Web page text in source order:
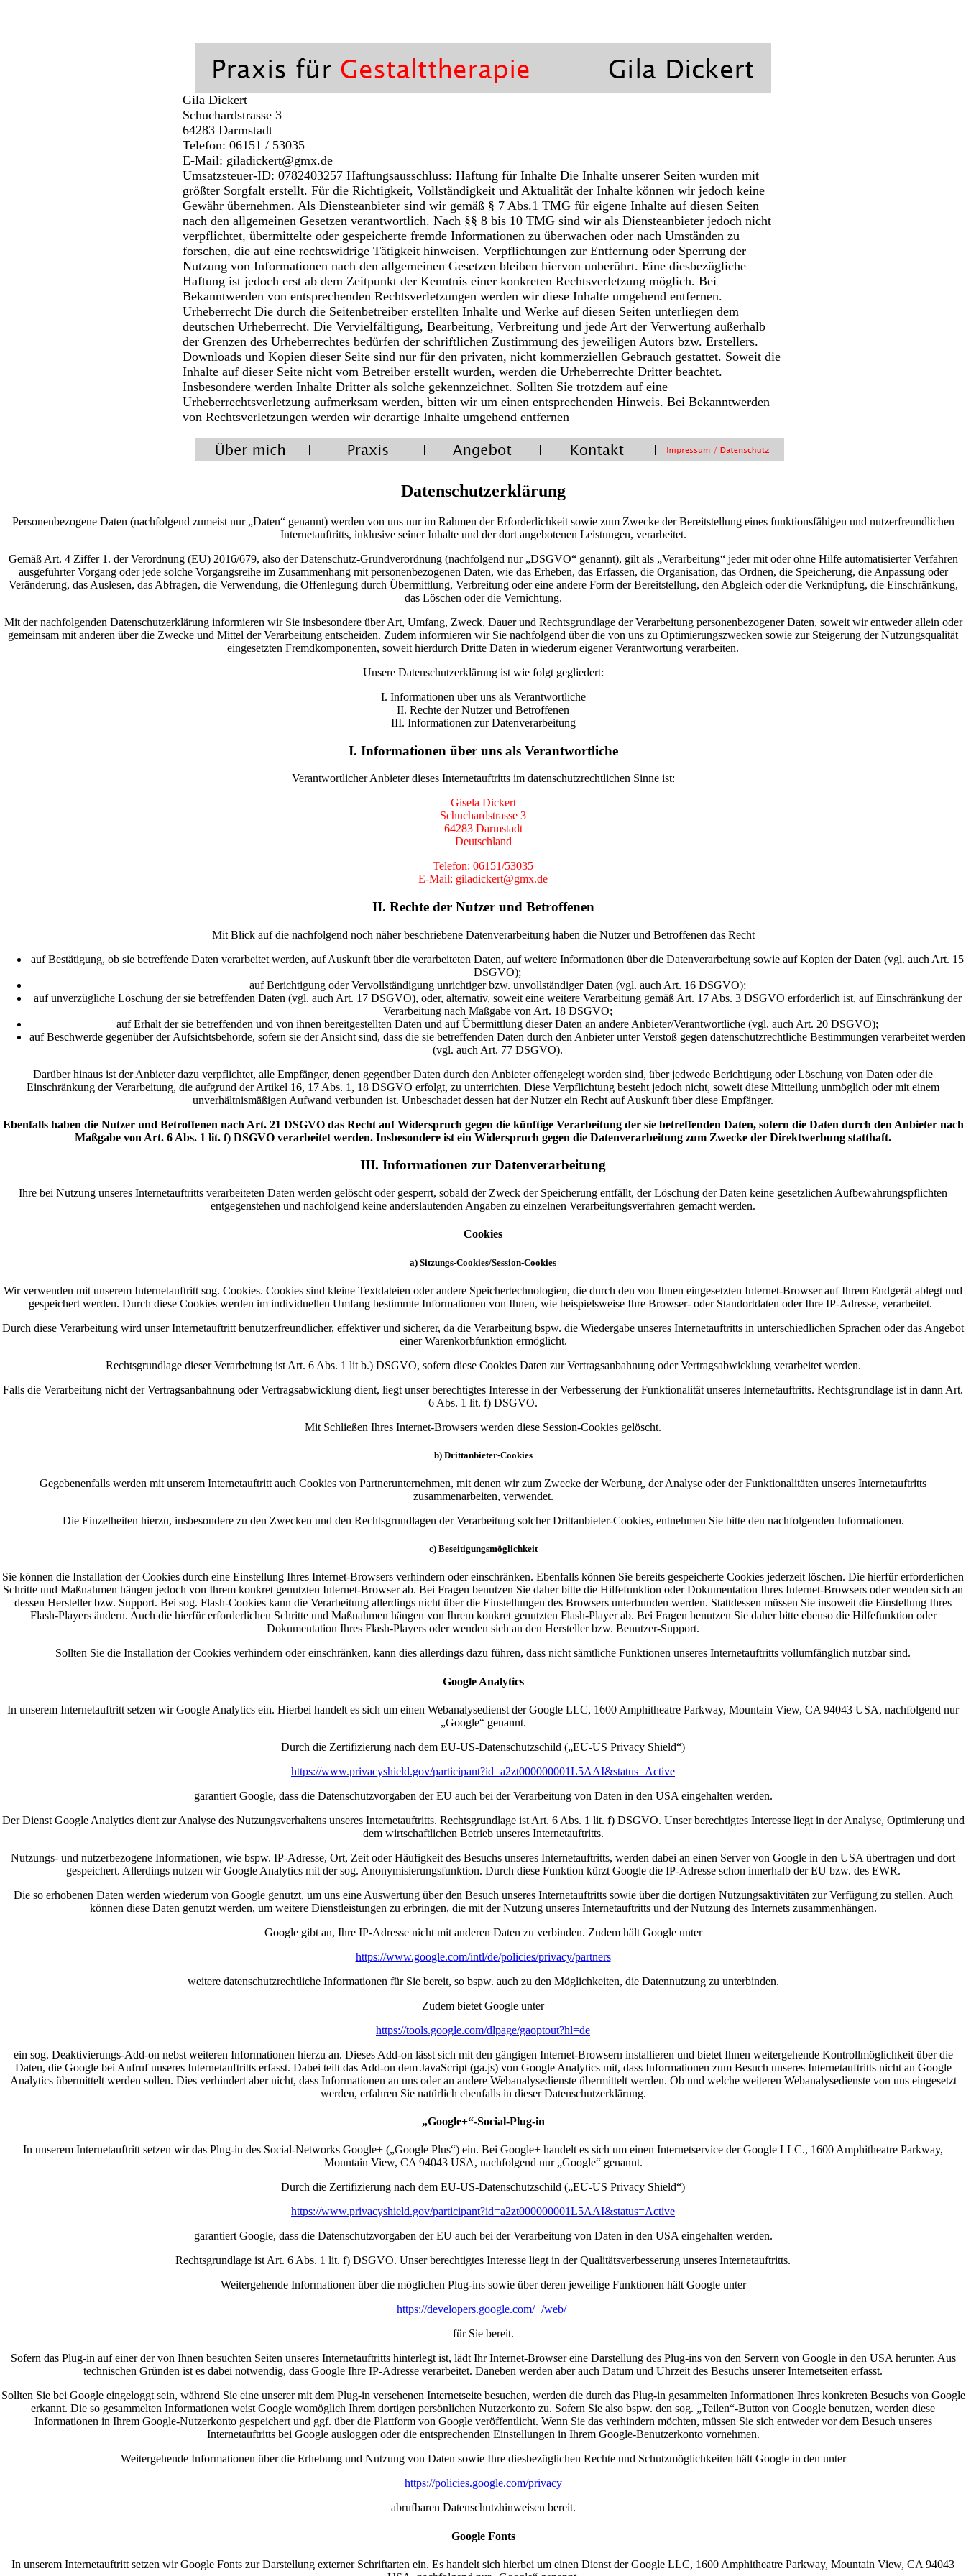
Gila Dickert
Schuchardstrasse 3
64283 Darmstadt
Telefon: 06151 / 53035
E-Mail: giladickert@gmx.de
Umsatzsteuer-ID: 0782403257 Haftungsausschluss: Haftung für Inhalte Die Inhalte unserer Seiten wurden mit
größter Sorgfalt erstellt. Für die Richtigkeit, Vollständigkeit und Aktualität der Inhalte können wir jedoch keine
Gewähr übernehmen. Als Diensteanbieter sind wir gemäß § 7 Abs.1 TMG für eigene Inhalte auf diesen Seiten
nach den allgemeinen Gesetzen verantwortlich. Nach §§ 8 bis 10 TMG sind wir als Diensteanbieter jedoch nicht
verpflichtet, übermittelte oder gespeicherte fremde Informationen zu überwachen oder nach Umständen zu
forschen, die auf eine rechtswidrige Tätigkeit hinweisen. Verpflichtungen zur Entfernung oder Sperrung der
Nutzung von Informationen nach den allgemeinen Gesetzen bleiben hiervon unberührt. Eine diesbezügliche
Haftung ist jedoch erst ab dem Zeitpunkt der Kenntnis einer konkreten Rechtsverletzung möglich. Bei
Bekanntwerden von entsprechenden Rechtsverletzungen werden wir diese Inhalte umgehend entfernen.
Urheberrecht Die durch die Seitenbetreiber erstellten Inhalte und Werke auf diesen Seiten unterliegen dem
deutschen Urheberrecht. Die Vervielfältigung, Bearbeitung, Verbreitung und jede Art der Verwertung außerhalb
der Grenzen des Urheberrechtes bedürfen der schriftlichen Zustimmung des jeweiligen Autors bzw. Erstellers.
Downloads und Kopien dieser Seite sind nur für den privaten, nicht kommerziellen Gebrauch gestattet. Soweit die
Inhalte auf dieser Seite nicht vom Betreiber erstellt wurden, werden die Urheberrechte Dritter beachtet.
Insbesondere werden Inhalte Dritter als solche gekennzeichnet. Sollten Sie trotzdem auf eine
Urheberrechtsverletzung aufmerksam werden, bitten wir um einen entsprechenden Hinweis. Bei Bekanntwerden
von Rechtsverletzungen werden wir derartige Inhalte umgehend entfernen
Datenschutzerklärung
Personenbezogene Daten (nachfolgend zumeist nur „Daten“ genannt) werden von uns nur im Rahmen der Erforderlichkeit sowie zum Zwecke der Bereitstellung eines funktionsfähigen und nutzerfreundlichen
Internetauftritts, inklusive seiner Inhalte und der dort angebotenen Leistungen, verarbeitet.
Gemäß Art. 4 Ziffer 1. der Verordnung (EU) 2016/679, also der Datenschutz-Grundverordnung (nachfolgend nur „DSGVO“ genannt), gilt als „Verarbeitung“ jeder mit oder ohne Hilfe automatisierter Verfahren
ausgeführter Vorgang oder jede solche Vorgangsreihe im Zusammenhang mit personenbezogenen Daten, wie das Erheben, das Erfassen, die Organisation, das Ordnen, die Speicherung, die Anpassung oder
Veränderung, das Auslesen, das Abfragen, die Verwendung, die Offenlegung durch Übermittlung, Verbreitung oder eine andere Form der Bereitstellung, den Abgleich oder die Verknüpfung, die Einschränkung,
das Löschen oder die Vernichtung.
Mit der nachfolgenden Datenschutzerklärung informieren wir Sie insbesondere über Art, Umfang, Zweck, Dauer und Rechtsgrundlage der Verarbeitung personenbezogener Daten, soweit wir entweder allein oder
gemeinsam mit anderen über die Zwecke und Mittel der Verarbeitung entscheiden. Zudem informieren wir Sie nachfolgend über die von uns zu Optimierungszwecken sowie zur Steigerung der Nutzungsqualität
eingesetzten Fremdkomponenten, soweit hierdurch Dritte Daten in wiederum eigener Verantwortung verarbeiten.
Unsere Datenschutzerklärung ist wie folgt gegliedert:
I. Informationen über uns als Verantwortliche
II. Rechte der Nutzer und Betroffenen
III. Informationen zur Datenverarbeitung
I. Informationen über uns als Verantwortliche
Verantwortlicher Anbieter dieses Internetauftritts im datenschutzrechtlichen Sinne ist:
Gisela Dickert
Schuchardstrasse 3
64283 Darmstadt
Deutschland
Telefon: 06151/53035
E-Mail: giladickert@gmx.de
II. Rechte der Nutzer und Betroffenen
Mit Blick auf die nachfolgend noch näher beschriebene Datenverarbeitung haben die Nutzer und Betroffenen das Recht
auf Bestätigung, ob sie betreffende Daten verarbeitet werden, auf Auskunft über die verarbeiteten Daten, auf weitere Informationen über die Datenverarbeitung sowie auf Kopien der Daten (vgl. auch Art. 15
DSGVO);
auf Berichtigung oder Vervollständigung unrichtiger bzw. unvollständiger Daten (vgl. auch Art. 16 DSGVO);
auf unverzügliche Löschung der sie betreffenden Daten (vgl. auch Art. 17 DSGVO), oder, alternativ, soweit eine weitere Verarbeitung gemäß Art. 17 Abs. 3 DSGVO erforderlich ist, auf Einschränkung der
Verarbeitung nach Maßgabe von Art. 18 DSGVO;
auf Erhalt der sie betreffenden und von ihnen bereitgestellten Daten und auf Übermittlung dieser Daten an andere Anbieter/Verantwortliche (vgl. auch Art. 20 DSGVO);
auf Beschwerde gegenüber der Aufsichtsbehörde, sofern sie der Ansicht sind, dass die sie betreffenden Daten durch den Anbieter unter Verstoß gegen datenschutzrechtliche Bestimmungen verarbeitet werden
(vgl. auch Art. 77 DSGVO).
Darüber hinaus ist der Anbieter dazu verpflichtet, alle Empfänger, denen gegenüber Daten durch den Anbieter offengelegt worden sind, über jedwede Berichtigung oder Löschung von Daten oder die
Einschränkung der Verarbeitung, die aufgrund der Artikel 16, 17 Abs. 1, 18 DSGVO erfolgt, zu unterrichten. Diese Verpflichtung besteht jedoch nicht, soweit diese Mitteilung unmöglich oder mit einem
unverhältnismäßigen Aufwand verbunden ist. Unbeschadet dessen hat der Nutzer ein Recht auf Auskunft über diese Empfänger.
Ebenfalls haben die Nutzer und Betroffenen nach Art. 21 DSGVO das Recht auf Widerspruch gegen die künftige Verarbeitung der sie betreffenden Daten, sofern die Daten durch den Anbieter nach
Maßgabe von Art. 6 Abs. 1 lit. f) DSGVO verarbeitet werden. Insbesondere ist ein Widerspruch gegen die Datenverarbeitung zum Zwecke der Direktwerbung statthaft.
III. Informationen zur Datenverarbeitung
Ihre bei Nutzung unseres Internetauftritts verarbeiteten Daten werden gelöscht oder gesperrt, sobald der Zweck der Speicherung entfällt, der Löschung der Daten keine gesetzlichen Aufbewahrungspflichten
entgegenstehen und nachfolgend keine anderslautenden Angaben zu einzelnen Verarbeitungsverfahren gemacht werden.
Cookies
a) Sitzungs-Cookies/Session-Cookies
Wir verwenden mit unserem Internetauftritt sog. Cookies. Cookies sind kleine Textdateien oder andere Speichertechnologien, die durch den von Ihnen eingesetzten Internet-Browser auf Ihrem Endgerät ablegt und
gespeichert werden. Durch diese Cookies werden im individuellen Umfang bestimmte Informationen von Ihnen, wie beispielsweise Ihre Browser- oder Standortdaten oder Ihre IP-Adresse, verarbeitet.
Durch diese Verarbeitung wird unser Internetauftritt benutzerfreundlicher, effektiver und sicherer, da die Verarbeitung bspw. die Wiedergabe unseres Internetauftritts in unterschiedlichen Sprachen oder das Angebot
einer Warenkorbfunktion ermöglicht.
Rechtsgrundlage dieser Verarbeitung ist Art. 6 Abs. 1 lit b.) DSGVO, sofern diese Cookies Daten zur Vertragsanbahnung oder Vertragsabwicklung verarbeitet werden.
Falls die Verarbeitung nicht der Vertragsanbahnung oder Vertragsabwicklung dient, liegt unser berechtigtes Interesse in der Verbesserung der Funktionalität unseres Internetauftritts. Rechtsgrundlage ist in dann Art.
6 Abs. 1 lit. f) DSGVO.
Mit Schließen Ihres Internet-Browsers werden diese Session-Cookies gelöscht.
b) Drittanbieter-Cookies
Gegebenenfalls werden mit unserem Internetauftritt auch Cookies von Partnerunternehmen, mit denen wir zum Zwecke der Werbung, der Analyse oder der Funktionalitäten unseres Internetauftritts
zusammenarbeiten, verwendet.
Die Einzelheiten hierzu, insbesondere zu den Zwecken und den Rechtsgrundlagen der Verarbeitung solcher Drittanbieter-Cookies, entnehmen Sie bitte den nachfolgenden Informationen.
c) Beseitigungsmöglichkeit
Sie können die Installation der Cookies durch eine Einstellung Ihres Internet-Browsers verhindern oder einschränken. Ebenfalls können Sie bereits gespeicherte Cookies jederzeit löschen. Die hierfür erforderlichen
Schritte und Maßnahmen hängen jedoch von Ihrem konkret genutzten Internet-Browser ab. Bei Fragen benutzen Sie daher bitte die Hilfefunktion oder Dokumentation Ihres Internet-Browsers oder wenden sich an
dessen Hersteller bzw. Support. Bei sog. Flash-Cookies kann die Verarbeitung allerdings nicht über die Einstellungen des Browsers unterbunden werden. Stattdessen müssen Sie insoweit die Einstellung Ihres
Flash-Players ändern. Auch die hierfür erforderlichen Schritte und Maßnahmen hängen von Ihrem konkret genutzten Flash-Player ab. Bei Fragen benutzen Sie daher bitte ebenso die Hilfefunktion oder
Dokumentation Ihres Flash-Players oder wenden sich an den Hersteller bzw. Benutzer-Support.
Sollten Sie die Installation der Cookies verhindern oder einschränken, kann dies allerdings dazu führen, dass nicht sämtliche Funktionen unseres Internetauftritts vollumfänglich nutzbar sind.
Google Analytics
In unserem Internetauftritt setzen wir Google Analytics ein. Hierbei handelt es sich um einen Webanalysedienst der Google LLC, 1600 Amphitheatre Parkway, Mountain View, CA 94043 USA, nachfolgend nur
„Google“ genannt.
Durch die Zertifizierung nach dem EU-US-Datenschutzschild („EU-US Privacy Shield“)
https://www.privacyshield.gov/participant?id=a2zt000000001L5AAI&status=Active
garantiert Google, dass die Datenschutzvorgaben der EU auch bei der Verarbeitung von Daten in den USA eingehalten werden.
Der Dienst Google Analytics dient zur Analyse des Nutzungsverhaltens unseres Internetauftritts. Rechtsgrundlage ist Art. 6 Abs. 1 lit. f) DSGVO. Unser berechtigtes Interesse liegt in der Analyse, Optimierung und
dem wirtschaftlichen Betrieb unseres Internetauftritts.
Nutzungs- und nutzerbezogene Informationen, wie bspw. IP-Adresse, Ort, Zeit oder Häufigkeit des Besuchs unseres Internetauftritts, werden dabei an einen Server von Google in den USA übertragen und dort
gespeichert. Allerdings nutzen wir Google Analytics mit der sog. Anonymisierungsfunktion. Durch diese Funktion kürzt Google die IP-Adresse schon innerhalb der EU bzw. des EWR.
Die so erhobenen Daten werden wiederum von Google genutzt, um uns eine Auswertung über den Besuch unseres Internetauftritts sowie über die dortigen Nutzungsaktivitäten zur Verfügung zu stellen. Auch
können diese Daten genutzt werden, um weitere Dienstleistungen zu erbringen, die mit der Nutzung unseres Internetauftritts und der Nutzung des Internets zusammenhängen.
Google gibt an, Ihre IP-Adresse nicht mit anderen Daten zu verbinden. Zudem hält Google unter
https://www.google.com/intl/de/policies/privacy/partners
weitere datenschutzrechtliche Informationen für Sie bereit, so bspw. auch zu den Möglichkeiten, die Datennutzung zu unterbinden.
Zudem bietet Google unter
https://tools.google.com/dlpage/gaoptout?hl=de
ein sog. Deaktivierungs-Add-on nebst weiteren Informationen hierzu an. Dieses Add-on lässt sich mit den gängigen Internet-Browsern installieren und bietet Ihnen weitergehende Kontrollmöglichkeit über die
Daten, die Google bei Aufruf unseres Internetauftritts erfasst. Dabei teilt das Add-on dem JavaScript (ga.js) von Google Analytics mit, dass Informationen zum Besuch unseres Internetauftritts nicht an Google
Analytics übermittelt werden sollen. Dies verhindert aber nicht, dass Informationen an uns oder an andere Webanalysedienste übermittelt werden. Ob und welche weiteren Webanalysedienste von uns eingesetzt
werden, erfahren Sie natürlich ebenfalls in dieser Datenschutzerklärung.
„Google+“-Social-Plug-in
In unserem Internetauftritt setzen wir das Plug-in des Social-Networks Google+ („Google Plus“) ein. Bei Google+ handelt es sich um einen Internetservice der Google LLC., 1600 Amphitheatre Parkway,
Mountain View, CA 94043 USA, nachfolgend nur „Google“ genannt.
Durch die Zertifizierung nach dem EU-US-Datenschutzschild („EU-US Privacy Shield“)
https://www.privacyshield.gov/participant?id=a2zt000000001L5AAI&status=Active
garantiert Google, dass die Datenschutzvorgaben der EU auch bei der Verarbeitung von Daten in den USA eingehalten werden.
Rechtsgrundlage ist Art. 6 Abs. 1 lit. f) DSGVO. Unser berechtigtes Interesse liegt in der Qualitätsverbesserung unseres Internetauftritts.
Weitergehende Informationen über die möglichen Plug-ins sowie über deren jeweilige Funktionen hält Google unter
https://developers.google.com/+/web/
für Sie bereit.
Sofern das Plug-in auf einer der von Ihnen besuchten Seiten unseres Internetauftritts hinterlegt ist, lädt Ihr Internet-Browser eine Darstellung des Plug-ins von den Servern von Google in den USA herunter. Aus
technischen Gründen ist es dabei notwendig, dass Google Ihre IP-Adresse verarbeitet. Daneben werden aber auch Datum und Uhrzeit des Besuchs unserer Internetseiten erfasst.
Sollten Sie bei Google eingeloggt sein, während Sie eine unserer mit dem Plug-in versehenen Internetseite besuchen, werden die durch das Plug-in gesammelten Informationen Ihres konkreten Besuchs von Google
erkannt. Die so gesammelten Informationen weist Google womöglich Ihrem dortigen persönlichen Nutzerkonto zu. Sofern Sie also bspw. den sog. „Teilen“-Button von Google benutzen, werden diese
Informationen in Ihrem Google-Nutzerkonto gespeichert und ggf. über die Plattform von Google veröffentlicht. Wenn Sie das verhindern möchten, müssen Sie sich entweder vor dem Besuch unseres
Internetauftritts bei Google ausloggen oder die entsprechenden Einstellungen in Ihrem Google-Benutzerkonto vornehmen.
Weitergehende Informationen über die Erhebung und Nutzung von Daten sowie Ihre diesbezüglichen Rechte und Schutzmöglichkeiten hält Google in den unter
https://policies.google.com/privacy
abrufbaren Datenschutzhinweisen bereit.
Google Fonts
In unserem Internetauftritt setzen wir Google Fonts zur Darstellung externer Schriftarten ein. Es handelt sich hierbei um einen Dienst der Google LLC, 1600 Amphitheatre Parkway, Mountain View, CA 94043